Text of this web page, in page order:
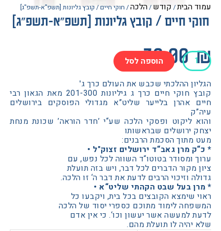
/קודש/ הלכה/ חוקי חיים / קובץ גליונות [תשפ"א-תשפ"ג]
חיים / קובץ גליונות [תשפ"א-תשפ"ג]
תשפ"ג]
הוספה לסל
ההלכתי שכבש את העולם כרך ג'
קובץ חוקי חיים כרך ג גיליונות 201-300 מאת הגאון רבי
אהרן בלייער שליט”א מגדולי הפוסקים בירושלים
ליקוט ופסקי הלכה שע“י ’חדר הוראה’ שכונת מנחת
ירושלים שבראשותו
הסכמת הרבנים:
מרן גאב“ד ירושלים זצוק"ל •
ומסודר בטוטו“ד השווה לכל נפש, עם
מקור הדברים לכל דבר, ויש בזה תועלת
וזיכוי הרבים לדעת את דבר ה‘ זו הלכה.
בעל שבט הקהתי שליט“א •
שימצא הקובצים בכל בית, ויקבעו כל
לימוד מתוכם כספרי יסוד של הלכה
למעשה אשר יעשון וכו‘. כי אין אדם
לו תועלת מהם.